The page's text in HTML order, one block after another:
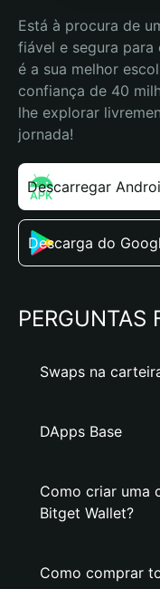
Está à procura de
fiável e segura para
é a sua melhor
confiança de 40
lhe explorar
jornada!
Descarregar
Descarga do
PERGUNTAS
Swaps na
DApps Base
Como criar uma
Bitget Wallet?
Como comprar